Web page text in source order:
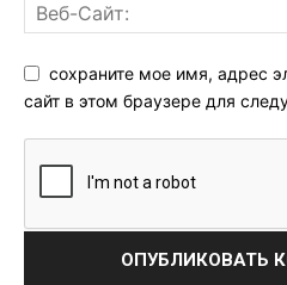
сохраните мое имя, адрес
сайт в этом браузере для